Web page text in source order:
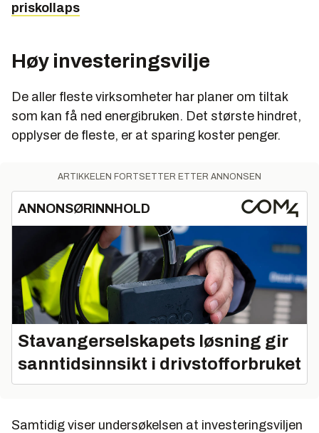
priskollaps
Høy investeringsvilje
De aller fleste virksomheter har planer om tiltak
som kan få ned energibruken. Det største hindret,
opplyser de fleste, er at sparing koster penger.
ARTIKKELEN FORTSETTER ETTER ANNONSEN
ANNONSØRINNHOLD
Stavangerselskapets løsning gir
sanntidsinnsikt i drivstofforbruket
Samtidig viser undersøkelsen at investeringsviljen